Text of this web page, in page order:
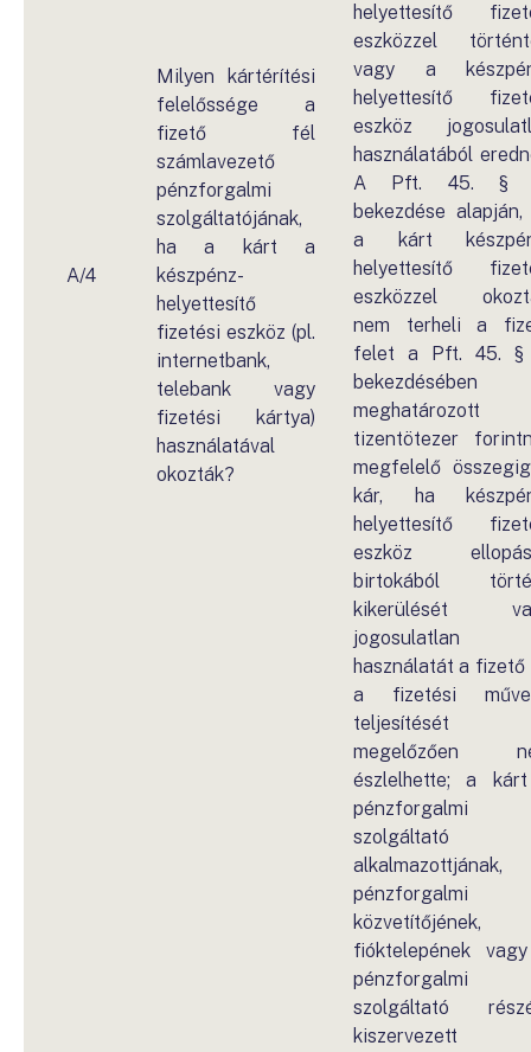
A/4
Milyen kártérítési
felelőssége a
fizető fél
számlavezető
pénzforgalmi
szolgáltatójának,
ha a kárt a
készpénz-
helyettesítő
fizetési eszköz (pl.
internetbank,
telebank vagy
fizetési kártya)
használatával
okozták?
helyettesítő
eszközzel
vagy a
helyettesítő
eszköz
használatából
A Pft. 45. §
bekezdése alapján,
a kárt
helyettesítő
eszközzel
nem terheli a
felet a Pft. 45. §
bekezdésében
meghatározott
tizentötezer
megfelelő
kár, ha
helyettesítő
eszköz
birtokából
kikerülését
jogosulatlan
használatát a fizető
a fizetési
teljesítését
megelőzően
észlelhette; a
pénzforgalmi
szolgáltató
alkalmazottjának,
pénzforgalmi
közvetítőjének,
fióktelepének
pénzforgalmi
szolgáltató
kiszervezett